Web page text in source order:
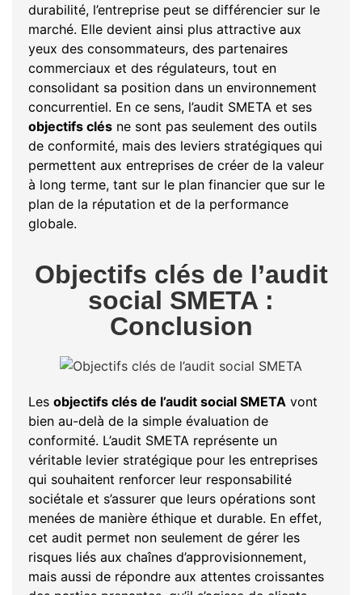
durabilité, l’entreprise peut se différencier sur le
marché. Elle devient ainsi plus attractive aux
yeux des consommateurs, des partenaires
commerciaux et des régulateurs, tout en
consolidant sa position dans un environnement
concurrentiel. En ce sens, l’audit SMETA et ses
objectifs clés ne sont pas seulement des outils
de conformité, mais des leviers stratégiques qui
permettent aux entreprises de créer de la valeur
à long terme, tant sur le plan financier que sur le
plan de la réputation et de la performance
globale.
Objectifs clés de l’audit
social SMETA :
Conclusion
Les objectifs clés de l’audit social SMETA vont
bien au-delà de la simple évaluation de
conformité. L’audit SMETA représente un
véritable levier stratégique pour les entreprises
qui souhaitent renforcer leur responsabilité
sociétale et s’assurer que leurs opérations sont
menées de manière éthique et durable. En effet,
cet audit permet non seulement de gérer les
risques liés aux chaînes d’approvisionnement,
mais aussi de répondre aux attentes croissantes